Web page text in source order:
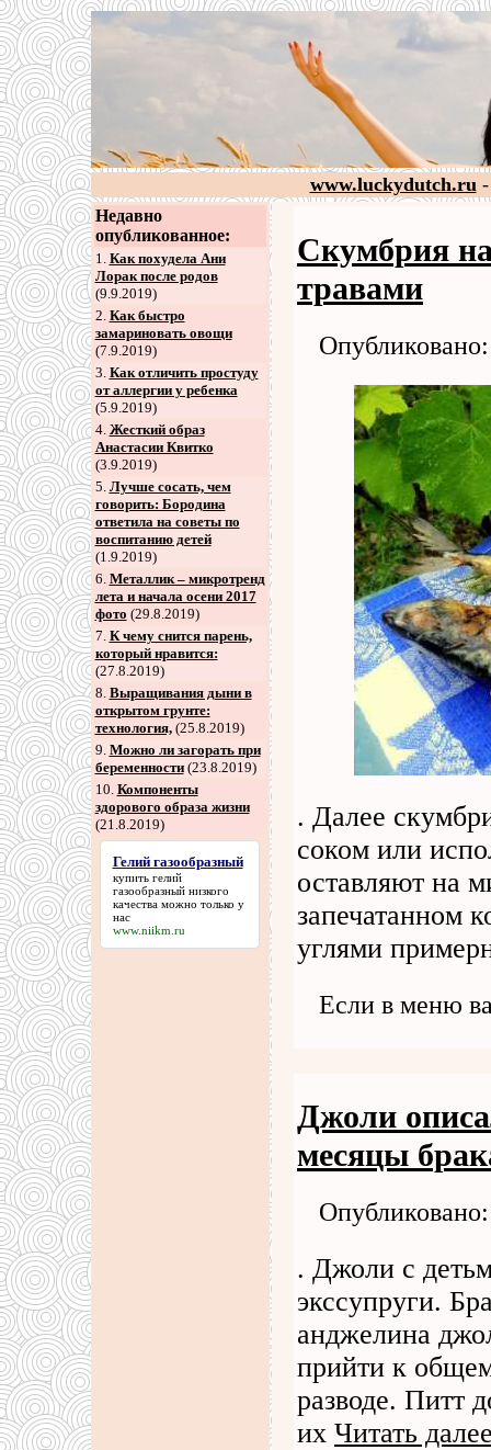
www.luckydutch.ru-
Недавно
опубликованное:
1. Как похудела Ани
Лорак после родов
(9.9.2019)
2. Как быстро
замариновать овощи
(7.9.2019)
3. Как отличить простуду
от аллергии у ребенка
(5.9.2019)
4. Жесткий образ
Анастасии Квитко
(3.9.2019)
5. Лучше сосать, чем
говорить: Бородина
ответила на советы по
воспитанию детей
(1.9.2019)
6. Металлик – микротренд
лета и начала осени 2017
фото (29.8.2019)
7. К чему снится парень,
который нравится:
(27.8.2019)
8. Выращивания дыни в
открытом грунте:
технология,(25.8.2019)
9. Можно ли загорать при
беременности(23.8.2019)
10. Компоненты
здорового образа жизни
(21.8.2019)
Гелий газообразный
купить гелий
газообразныйнизкого
качества можно только у
нас
www.niikm.ru
Скумбрия
травами
. Далее
соком или
оставляют на
запечатанном
углями
Если в меню
Джоли
месяцы
. Джоли с
экссупруги.
анджелина
прийти к
разводе. Питт
их Читать